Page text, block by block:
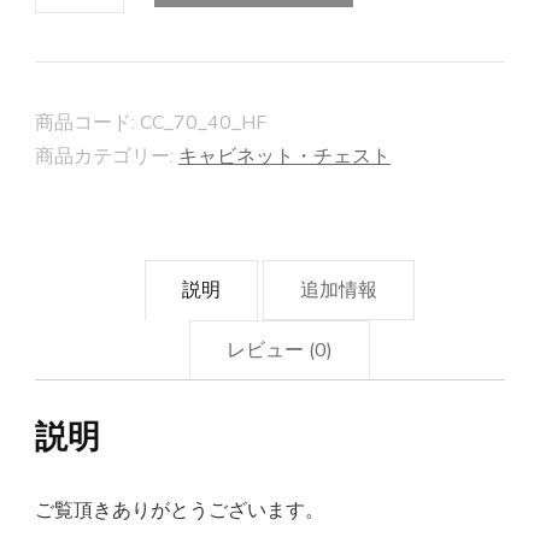
ー
キ
引
き
出
フ
商品コード: CC_70_40_HF
商品カテゴリー: キャビネット・チェスト
説明 追加情報
レビュー (0)
説明
ご覧頂きありがとうございます。